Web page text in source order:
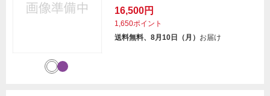
16,500円
1,650ポイント
送料無料、8月10日（月） お届け